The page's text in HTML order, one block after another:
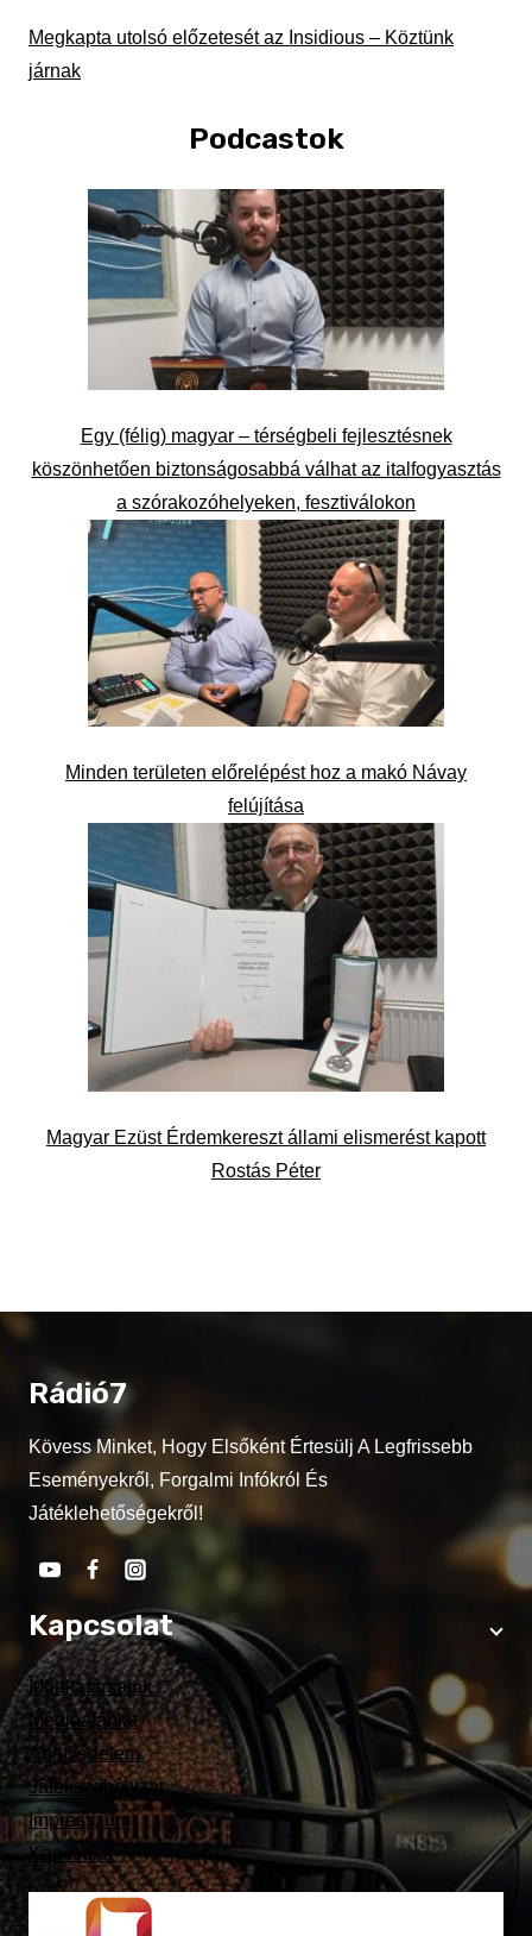
Megkapta utolsó előzetesét az Insidious – Köztünk
járnak
Podcastok
Egy (félig) magyar – térségbeli fejlesztésnek
köszönhetően biztonságosabbá válhat az italfogyasztás
a szórakozóhelyeken, fesztiválokon
Minden területen előrelépést hoz a makó Návay
felújítása
Magyar Ezüst Érdemkereszt állami elismerést kapott
Rostás Péter
Rádió7
Kövess Minket, Hogy Elsőként Értesülj A Legfrissebb
Eseményekről, Forgalmi Infókról És
Játéklehetőségekről!
Kapcsolat
Munkatársaink
Médiaajánlat
Adatvédelem
Játékszabályzat
Impresszum
Kapcsolat